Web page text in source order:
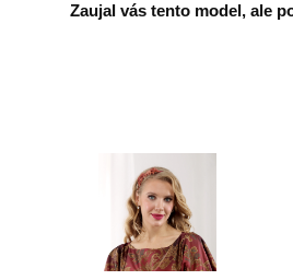
Zaujal vás tento model, ale